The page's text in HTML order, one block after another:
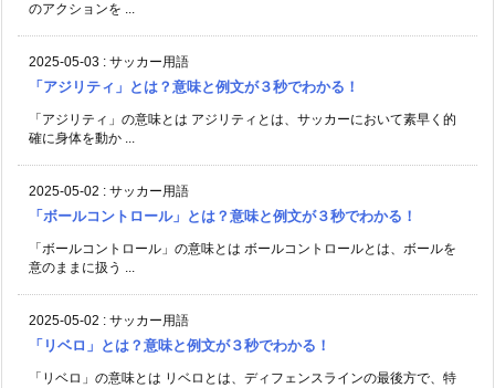
のアクションを ...
2025-05-03 : サッカー用語
「アジリティ」とは？意味と例文が３秒でわかる！
「アジリティ」の意味とは アジリティとは、サッカーにおいて素早く的
確に身体を動か ...
2025-05-02 : サッカー用語
「ボールコントロール」とは？意味と例文が３秒でわかる！
「ボールコントロール」の意味とは ボールコントロールとは、ボールを
意のままに扱う ...
2025-05-02 : サッカー用語
「リベロ」とは？意味と例文が３秒でわかる！
「リベロ」の意味とは リベロとは、ディフェンスラインの最後方で、特